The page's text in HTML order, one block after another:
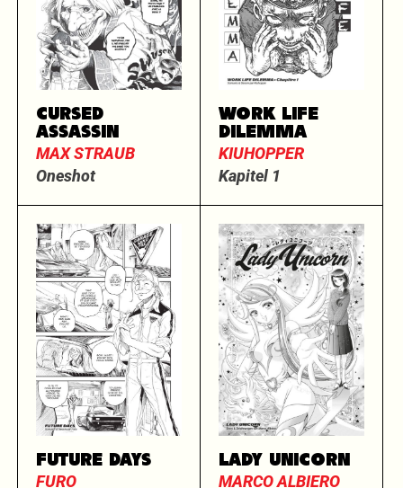
CURSED
ASSASSIN
MAX STRAUB
Oneshot
WORK LIFE
DILEMMA
KIUHOPPER
Kapitel 1
FUTURE DAYS
FURO
LADY UNICORN
MARCO ALBIERO